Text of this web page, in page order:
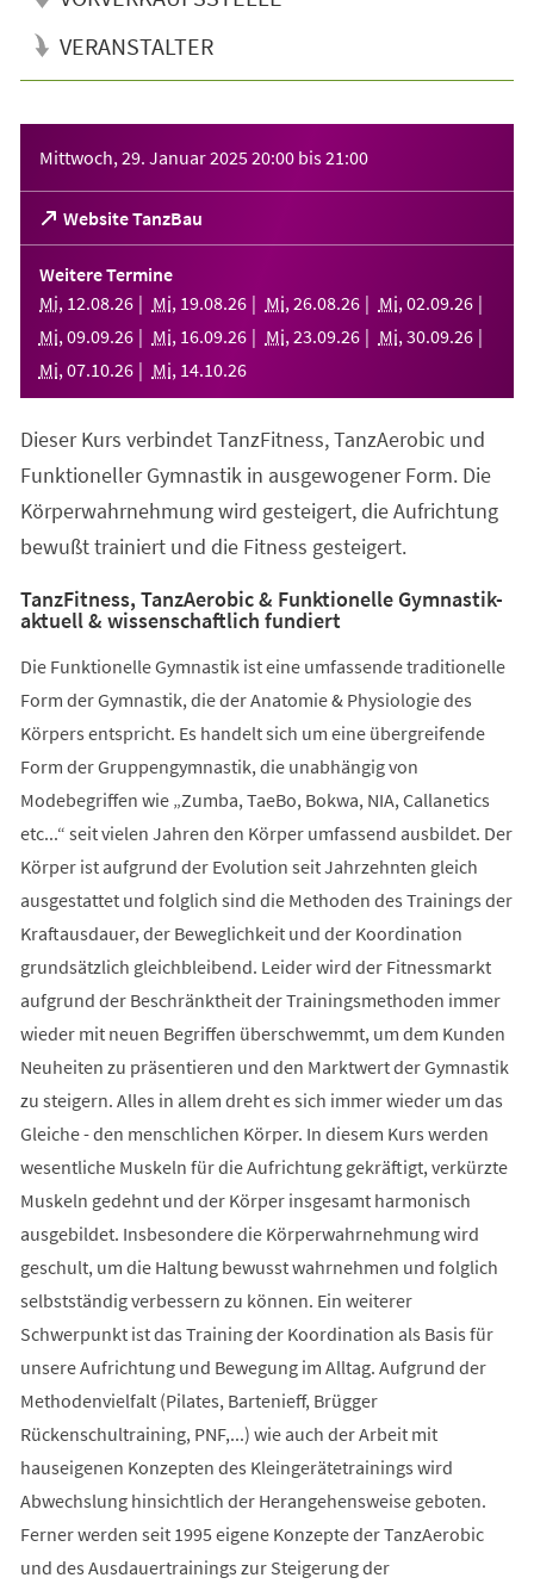
VERANSTALTER
Mittwoch, 29. Januar 202520:00 bis21:00
Website TanzBau
(Öffnet
in
einem
neuen
Tab)
Weitere Termine
Mi, 12.08.26 Mi, 19.08.26 Mi, 26.08.26 Mi, 02.09.26
Mi, 09.09.26 Mi, 16.09.26 Mi, 23.09.26 Mi, 30.09.26
Mi, 07.10.26 Mi, 14.10.26
Dieser Kurs verbindet TanzFitness, TanzAerobic und
Funktioneller Gymnastik in ausgewogener Form. Die
Körperwahrnehmung wird gesteigert, die Aufrichtung
bewußt trainiert und die Fitness gesteigert.
TanzFitness, TanzAerobic & Funktionelle Gymnastik-
aktuell & wissenschaftlich fundiert
Die Funktionelle Gymnastik ist eine umfassende traditionelle
Form der Gymnastik, die der Anatomie & Physiologie des
Körpers entspricht. Es handelt sich um eine übergreifende
Form der Gruppengymnastik, die unabhängig von
Modebegriffen wie „Zumba, TaeBo, Bokwa, NIA, Callanetics
etc...“ seit vielen Jahren den Körper umfassend ausbildet. Der
Körper ist aufgrund der Evolution seit Jahrzehnten gleich
ausgestattet und folglich sind die Methoden des Trainings der
Kraftausdauer, der Beweglichkeit und der Koordination
grundsätzlich gleichbleibend. Leider wird der Fitnessmarkt
aufgrund der Beschränktheit der Trainingsmethoden immer
wieder mit neuen Begriffen überschwemmt, um dem Kunden
Neuheiten zu präsentieren und den Marktwert der Gymnastik
zu steigern. Alles in allem dreht es sich immer wieder um das
Gleiche - den menschlichen Körper. In diesem Kurs werden
wesentliche Muskeln für die Aufrichtung gekräftigt, verkürzte
Muskeln gedehnt und der Körper insgesamt harmonisch
ausgebildet. Insbesondere die Körperwahrnehmung wird
geschult, um die Haltung bewusst wahrnehmen und folglich
selbstständig verbessern zu können. Ein weiterer
Schwerpunkt ist das Training der Koordination als Basis für
unsere Aufrichtung und Bewegung im Alltag. Aufgrund der
Methodenvielfalt (Pilates, Bartenieff, Brügger
Rückenschultraining, PNF,...) wie auch der Arbeit mit
hauseigenen Konzepten des Kleingerätetrainings wird
Abwechslung hinsichtlich der Herangehensweise geboten.
Ferner werden seit 1995 eigene Konzepte der TanzAerobic
und des Ausdauertrainings zur Steigerung der